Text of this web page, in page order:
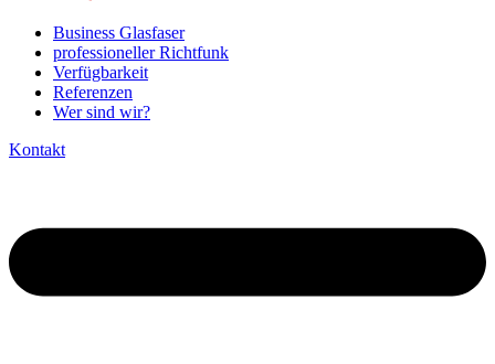
Business Glasfaser
professioneller Richtfunk
Verfügbarkeit
Referenzen
Wer sind wir?
Kontakt